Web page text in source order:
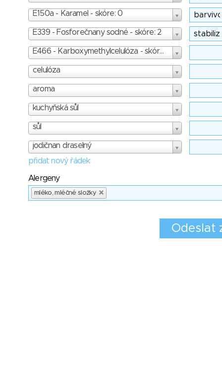
E150a - Karamel - skóre: 0
E339 - Fosforečnany sodné - skóre: 2
E466 - Karboxymethylcelulóza - skóre: 1
celulóza
aroma
kuchyňská sůl
sůl
jodičnan draselný
přidat nový řádek
Alergeny
mléko, mléčné složky